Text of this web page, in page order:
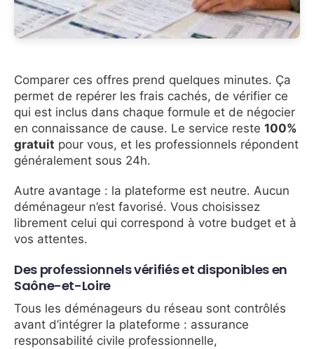
Comparer ces offres prend quelques minutes. Ça
permet de repérer les frais cachés, de vérifier ce
qui est inclus dans chaque formule et de négocier
en connaissance de cause. Le service reste 100%
gratuit pour vous, et les professionnels répondent
généralement sous 24h.
Autre avantage : la plateforme est neutre. Aucun
déménageur n’est favorisé. Vous choisissez
librement celui qui correspond à votre budget et à
vos attentes.
Des professionnels vérifiés et disponibles en
Saône-et-Loire
Tous les déménageurs du réseau sont contrôlés
avant d’intégrer la plateforme : assurance
responsabilité civile professionnelle,